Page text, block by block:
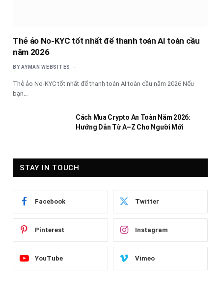
Thẻ ảo No-KYC tốt nhất để thanh toán AI toàn cầu
năm 2026
BY AYMAN WEBSITES
Thẻ ảo No-KYC tốt nhất để thanh toán AI toàn cầu năm 2026 Nếu
bạn…
Cách Mua Crypto An Toàn Năm 2026:
Hướng Dẫn Từ A–Z Cho Người Mới
STAY IN TOUCH
Facebook Twitter
Pinterest Instagram
YouTube Vimeo